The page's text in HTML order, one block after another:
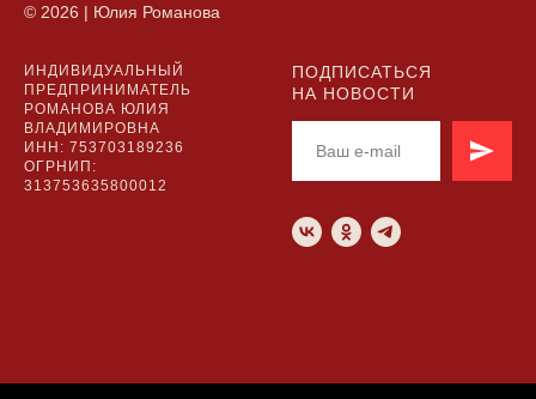
© 2026 | Юлия Романова
ИНДИВИДУАЛЬНЫЙ
ПРЕДПРИНИМАТЕЛЬ
РОМАНОВА ЮЛИЯ
ВЛАДИМИРОВНА
ИНН: 753703189236
ОГРНИП:
313753635800012
ПОДПИСАТЬСЯ
НА НОВОСТИ